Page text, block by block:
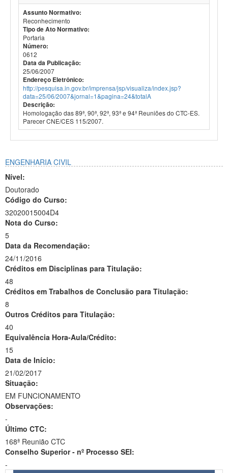
Assunto Normativo:
Reconhecimento
Tipo de Ato Normativo:
Portaria
Número:
0612
Data da Publicação:
25/06/2007
Endereço Eletrônico:
http://pesquisa.in.gov.br/imprensa/jsp/visualiza/index.jsp?
data=25/06/2007&jornal=1&pagina=24&totalA
Descrição:
Homologação das 89ª, 90ª, 92ª, 93ª e 94ª Reuniões do CTC-ES.
Parecer CNE/CES 115/2007.
ENGENHARIA CIVIL
Nível:
Doutorado
Código do Curso:
32020015004D4
Nota do Curso:
5
Data da Recomendação:
24/11/2016
Créditos em Disciplinas para Titulação:
48
Créditos em Trabalhos de Conclusão para Titulação:
8
Outros Créditos para Titulação:
40
Equivalência Hora-Aula/Crédito:
15
Data de Início:
21/02/2017
Situação:
EM FUNCIONAMENTO
Observações:
-
Último CTC:
168ª Reunião CTC
Conselho Superior - nº Processo SEI:
-